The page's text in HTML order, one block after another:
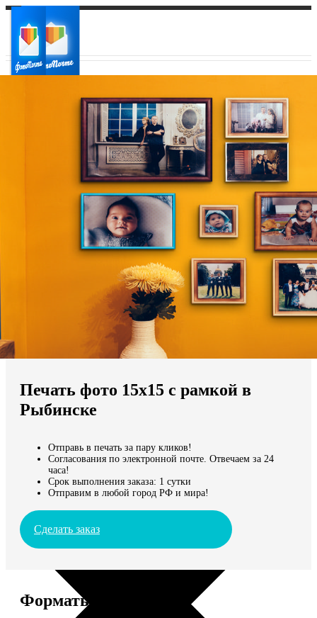
Ваш регион доставки
Выберите из списка:
Мы доставляем по всему миру
Продолжить без города
Печать фото 15х15 с рамкой в
Рыбинске
Отправь в печать за пару кликов!
Согласования по электронной почте. Отвечаем за 24
часа!
Срок выполнения заказа: 1 сутки
Отправим в любой город РФ и мира!
Сделать заказ
Форматы и цены